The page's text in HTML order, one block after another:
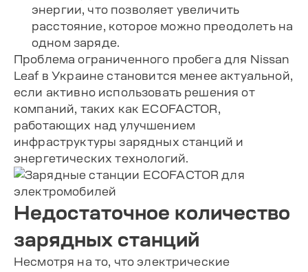
энергии, что позволяет увеличить
расстояние, которое можно преодолеть на
одном заряде.
Проблема ограниченного пробега для Nissan
Leaf в Украине становится менее актуальной,
если активно использовать решения от
компаний, таких как ECOFACTOR,
работающих над улучшением
инфраструктуры зарядных станций и
энергетических технологий.
Недостаточное количество
зарядных станций
Несмотря на то, что электрические